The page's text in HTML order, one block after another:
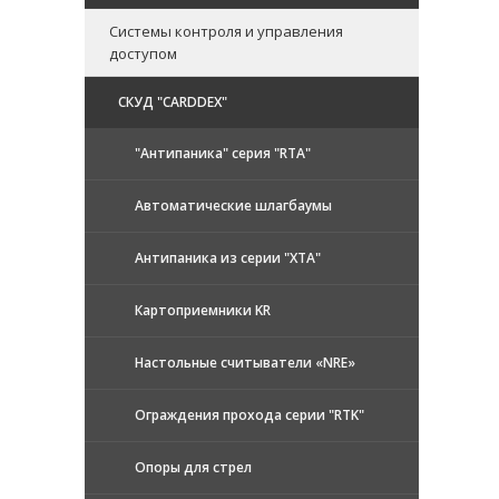
Системы контроля и управления
доступом
CКУД "CARDDEX"
"Антипаника" серия "RTA"
Автоматические шлагбаумы
Антипаника из серии "XTA"
Картоприемники KR
Настольные считыватели «NRE»
Ограждения прохода серии "RTK"
Опоры для стрел